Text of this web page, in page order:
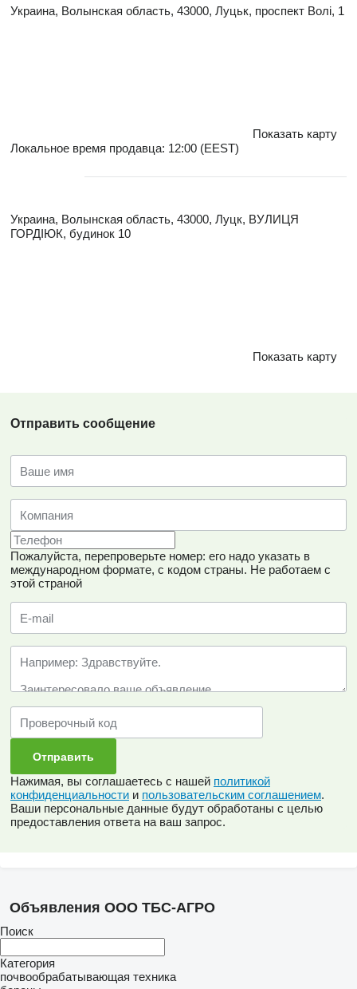
Украина, Волынская область, 43000, Луцьк, проспект Волі, 1
Показать карту
Локальное время продавца: 12:00 (EEST)
Украина, Волынская область, 43000, Луцк, ВУЛИЦЯ
ГОРДІЮК, будинок 10
Показать карту
Отправить сообщение
Пожалуйста, перепроверьте номер: его надо указать в
международном формате, с кодом страны. Не работаем с
этой страной
Нажимая, вы соглашаетесь с нашей политикой
конфиденциальности и пользовательским соглашением.
Ваши персональные данные будут обработаны с целью
предоставления ответа на ваш запрос.
Объявления ООО ТБС-АГРО
Поиск
Категория
почвообрабатывающая техника